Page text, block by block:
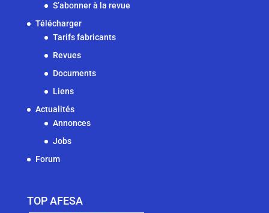
S’abonner à la revue
Télécharger
Tarifs fabricants
Revues
Documents
Liens
Actualités
Annonces
Jobs
Forum
TOP AFESA